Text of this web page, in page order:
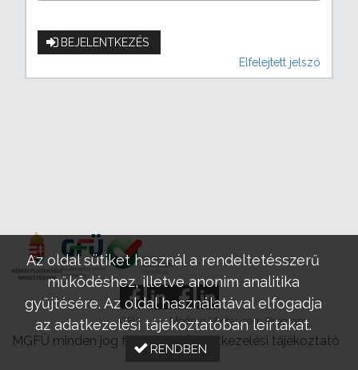
BEJELENTKEZÉS
Elfelejtett jelszó
GFÜ Modern Mintaüzem Program
MGFÜ minden jog fenntartva |Adatkezelési tájékoztató
Az oldal sütiket használ a rendeltetésszerű
működéshez, illetve anonim analitika
gyűjtésére. Az oldal használatával elfogadja
az adatkezelési tájékoztatóban leírtakat.
RENDBEN